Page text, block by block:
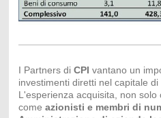
I Partners di CPI vantano un
investimenti diretti nel capitale di
L'esperienza acquisita, non
come azionisti e membri di